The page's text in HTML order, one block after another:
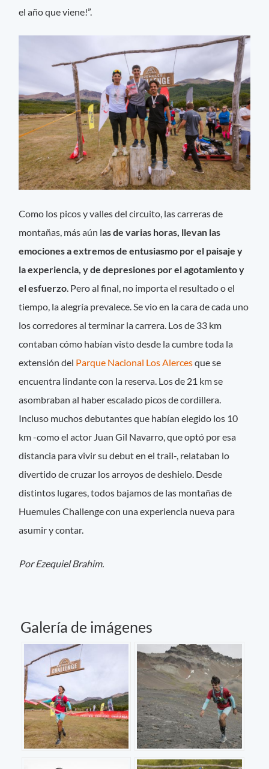
el año que viene!”.
Como los picos y valles del circuito, las carreras de
montañas, más aún las de varias horas, llevan las
emociones a extremos de entusiasmo por el paisaje y
la experiencia, y de depresiones por el agotamiento y
el esfuerzo. Pero al final, no importa el resultado o el
tiempo, la alegría prevalece. Se vio en la cara de cada uno
los corredores al terminar la carrera. Los de 33 km
contaban cómo habían visto desde la cumbre toda la
extensión del Parque Nacional Los Alercesque se
encuentra lindante con la reserva. Los de 21 km se
asombraban al haber escalado picos de cordillera.
Incluso muchos debutantes que habían elegido los 10
km -como el actor Juan Gil Navarro, que optó por esa
distancia para vivir su debut en el trail-, relataban lo
divertido de cruzar los arroyos de deshielo. Desde
distintos lugares, todos bajamos de las montañas de
Huemules Challenge con una experiencia nueva para
asumir y contar.
Por Ezequiel Brahim.
Galería de imágenes